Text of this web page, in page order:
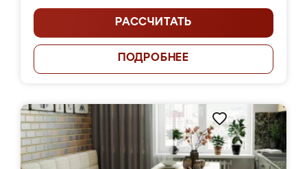
РАССЧИТАТЬ
ПОДРОБНЕЕ